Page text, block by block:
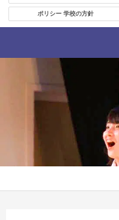
ポリシー 学校の方針